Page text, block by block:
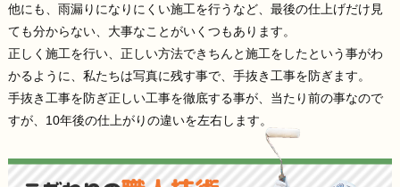
他にも、雨漏りになりにくい施工を行うなど、最後の仕上げだけ見
ても分からない、大事なことがいくつもあります。
正しく施工を行い、正しい方法できちんと施工をしたという事がわ
かるように、私たちは写真に残す事で、手抜き工事を防ぎます。
手抜き工事を防ぎ正しい工事を徹底する事が、当たり前の事なので
すが、10年後の仕上がりの違いを左右します。